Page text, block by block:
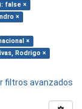
false ×
×
×
Rodrigo ×
filtros avanzados